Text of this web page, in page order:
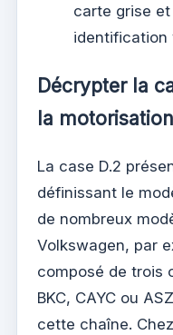
carte grise
identification
Décrypter la
la motorisation
La case D.2
définissant le
de nombreux
Volkswagen, par
composé de trois
BKC, CAYC ou
cette chaîne.